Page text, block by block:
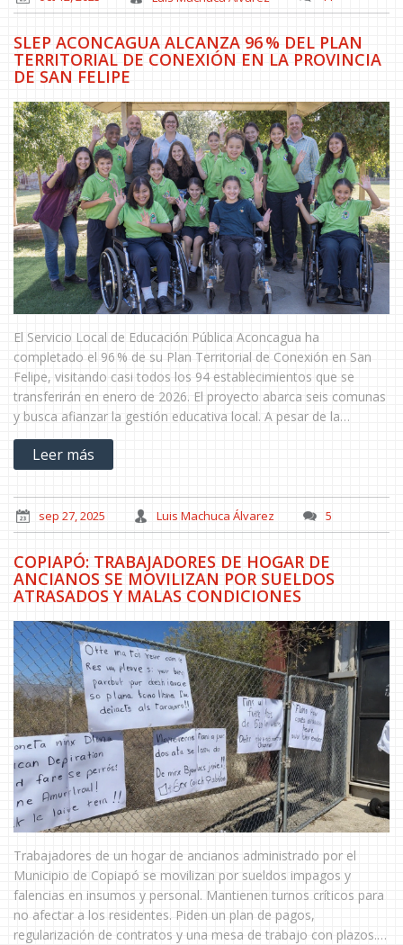
SLEP ACONCAGUA ALCANZA 96 % DEL PLAN
TERRITORIAL DE CONEXIÓN EN LA PROVINCIA
DE SAN FELIPE
El Servicio Local de Educación Pública Aconcagua ha
completado el 96 % de su Plan Territorial de Conexión en San
Felipe, visitando casi todos los 94 establecimientos que se
transferirán en enero de 2026. El proyecto abarca seis comunas
y busca afianzar la gestión educativa local. A pesar de la
suspensión de su directora, el proceso avanza sin mayores
interrupciones, prometiendo una mejor gobernanza para
estudiantes y docentes.
Leer más
sep 27, 2025 Luis Machuca Álvarez 5
COPIAPÓ: TRABAJADORES DE HOGAR DE
ANCIANOS SE MOVILIZAN POR SUELDOS
ATRASADOS Y MALAS CONDICIONES
Trabajadores de un hogar de ancianos administrado por el
Municipio de Copiapó se movilizan por sueldos impagos y
falencias en insumos y personal. Mantienen turnos críticos para
no afectar a los residentes. Piden un plan de pagos,
regularización de contratos y una mesa de trabajo con plazos.